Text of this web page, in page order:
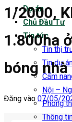
Dự án
Chủ Đầu Tư
Tin tức
Tin thị
Tin dự
Cẩm
Nội –
Phong
Thông
1/2000,
1.800ha
bóng
Đăng vào 07/05/